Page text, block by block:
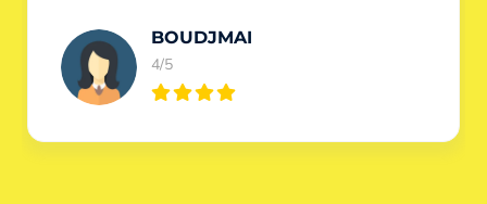
Eric Garfield
5/5